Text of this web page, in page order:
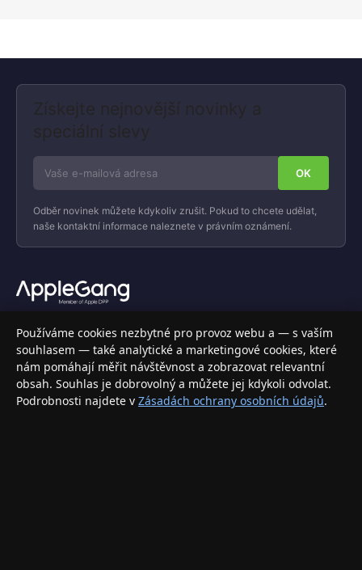
Získejte nejnovější novinky a
speciální slevy
Odběr novinek můžete kdykoliv zrušit. Pokud to chcete udělat,
naše kontaktní informace naleznete v právním oznámení.
Váš specializovaný obchod s Apple produkty, příslušenstvím a
elektronikou. Nakupujte bezpečně a s jistotou.
INFORMACE
Doprava a doručení
Používáme cookies nezbytné pro provoz webu a — s vaším
souhlasem — také analytické a marketingové cookies, které
nám pomáhají měřit návštěvnost a zobrazovat relevantní
obsah. Souhlas je dobrovolný a můžete jej kdykoli odvolat.
Podrobnosti najdete v Zásadách ochrany osobních údajů.